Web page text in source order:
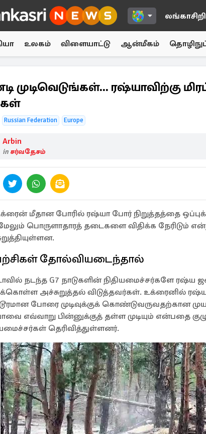
லங்காசிறி
உலகம் விளையாட்டு ஆன்மீகம்
முடிவெடுங்கள்... ரஷ்யாவிற்கு
Russian Federation Europe
Arbin
in சர்வதேசம்
மீதான போரில் ரஷ்யா போர் நிறுத்தத்தை
பொருளாதாரத் தடைகளை விதிக்க நேரிடும்
தோல்வியடைந்தால்
நடந்த G7 நாடுகளின் நிதியமைச்சர்களே ரஷ்ய
அச்சுறுத்தல் விடுத்தவர்கள். உக்ரைனில்
போரை முடிவுக்குக் கொண்டுவருவதற்கான
எவ்வாறு பின்னுக்குத் தள்ள முடியும் என்பதை
தெரிவித்துள்ளனர்.